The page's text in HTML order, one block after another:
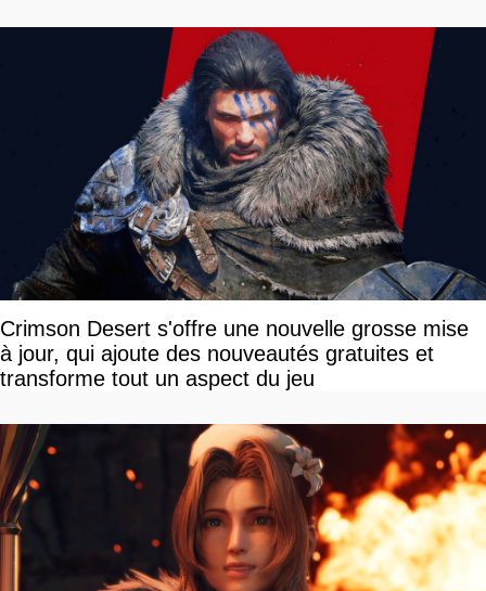
Crimson Desert s'offre une nouvelle grosse mise
à jour, qui ajoute des nouveautés gratuites et
transforme tout un aspect du jeu